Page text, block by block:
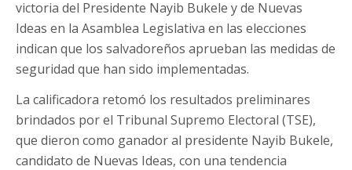
victoria del Presidente Nayib Bukele y de Nuevas
Ideas en la Asamblea Legislativa en las elecciones
indican que los salvadoreños aprueban las medidas de
seguridad que han sido implementadas.
La calificadora retomó los resultados preliminares
brindados por el Tribunal Supremo Electoral (TSE),
que dieron como ganador al presidente Nayib Bukele,
candidato de Nuevas Ideas, con una tendencia